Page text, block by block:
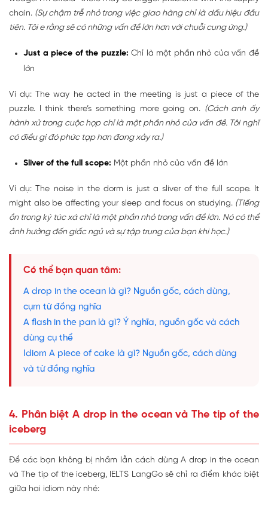
chain. (Sự chậm trễ nhỏ trong việc giao hàng chỉ là dấu hiệu đầu
tiên. Tôi e rằng sẽ có những vấn đề lớn hơn với chuỗi cung ứng.)
Just a piece of the puzzle: Chỉ là một phần nhỏ của vấn đề
lớn
Ví dụ: The way he acted in the meeting is just a piece of the
puzzle. I think there’s something more going on. (Cách anh ấy
hành xử trong cuộc họp chỉ là một phần nhỏ của vấn đề. Tôi nghĩ
có điều gì đó phức tạp hơn đang xảy ra.)
Sliver of the full scope: Một phần nhỏ của vấn đề lớn
Ví dụ: The noise in the dorm is just a sliver of the full scope. It
might also be affecting your sleep and focus on studying. (Tiếng
ồn trong ký túc xá chỉ là một phần nhỏ trong vấn đề lớn. Nó có thể
ảnh hưởng đến giấc ngủ và sự tập trung của bạn khi học.)
Có thể bạn quan tâm:
A drop in the ocean là gì? Nguồn gốc, cách dùng,
cụm từ đồng nghĩa
A flash in the pan là gì? Ý nghĩa, nguồn gốc và cách
dùng cụ thể
Idiom A piece of cake là gì? Nguồn gốc, cách dùng
và từ đồng nghĩa
4. Phân biệt A drop in the ocean và The tip of the
iceberg
Để các bạn không bị nhầm lẫn cách dùng A drop in the ocean
và The tip of the iceberg, IELTS LangGo sẽ chỉ ra điểm khác biệt
giữa hai idiom này nhé: